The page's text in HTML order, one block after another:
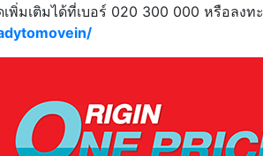
เพิ่มเติมได้ที่เบอร์ 020 300 000 หรือลง